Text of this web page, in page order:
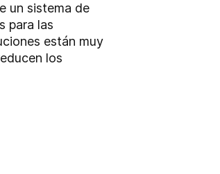
un sistema de
para las
están muy
los